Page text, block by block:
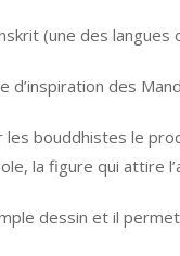
(une des
des
bouddhistes le
la figure qui attire
dessin et il